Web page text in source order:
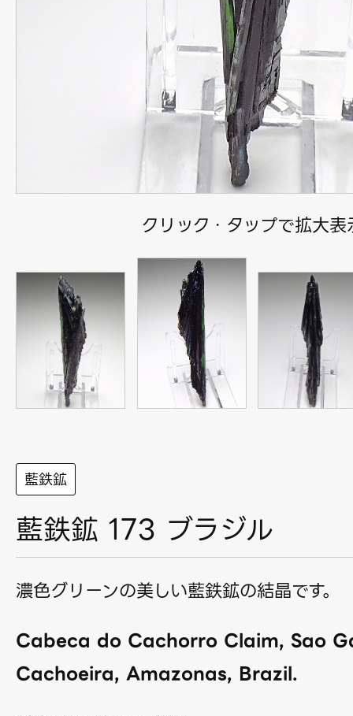
クリック・タップで拡大表
藍鉄鉱
藍鉄鉱 173 ブラジル
濃色グリーンの美しい藍鉄鉱の結晶です。
Cabeca do Cachorro Claim, Sao
Cachoeira, Amazonas, Brazil.